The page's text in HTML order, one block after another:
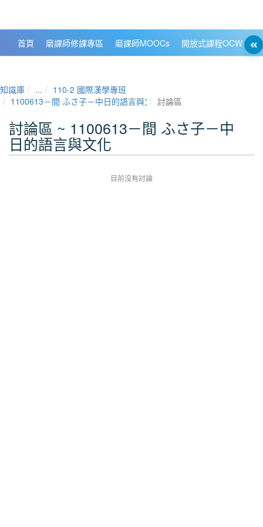
首頁 磨課師修課專區 磨課師MOOCs 開放式課程OCW
知識庫 ...
110-2 國際漢學專班
1100613－間 ふさ子－中日的語言與文化討論區
討論區 ~ 1100613－間 ふさ子－中
日的語言與文化
目前沒有討論